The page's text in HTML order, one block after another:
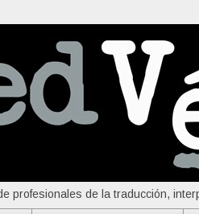
profesionales de la traducción,